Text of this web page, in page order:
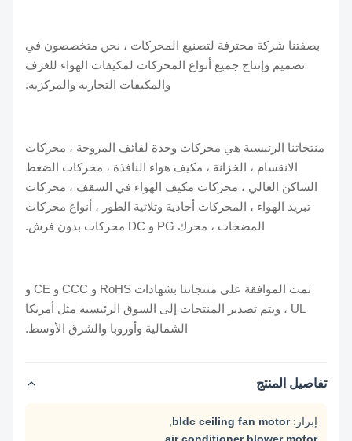
بصفتنا شركة محترفة لتصنيع المحركات ، نحن متخصصون في
تصميم وإنتاج جميع أنواع المحركات لمكيفات الهواء للغرف
والمكيفات التجارية والمركزية.
منتجاتنا الرئيسية هي محركات وحدة لفائف المروحة ، محركات
الانقسام ، الخزانة ، مكيف هواء النافذة ، محركات الضغط
الساكن العالي ، محركات مكيف الهواء في السقف ، محركات
تبريد الهواء ، المحركات أحادية وثلاثية الطور ، أنواع محركات
المضخات ، محرك PG و DC محركات بدون فرش.
تمت الموافقة على منتجاتنا بشهادات RoHS و CCC و CE و
UL ، ويتم تصدير المنتجات إلى السوق الرئيسية مثل أمريكا
الشمالية وأوروبا والشرق الأوسط.
تفاصيل المنتج
bldc ceiling fan motor
,